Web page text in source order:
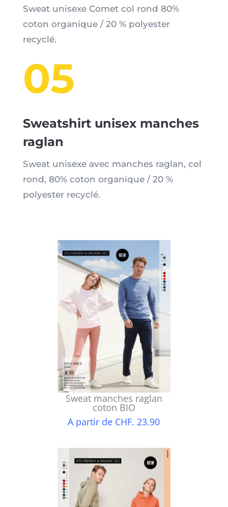
Sweat unisexe Comet col rond 80%
coton organique / 20 % polyester
recyclé.
05
Sweatshirt unisex manches
raglan
Sweat unisexe avec manches raglan, col
rond, 80% coton organique / 20 %
polyester recyclé.
Sweat manches raglan
coton BIO
A partir de CHF. 23.90